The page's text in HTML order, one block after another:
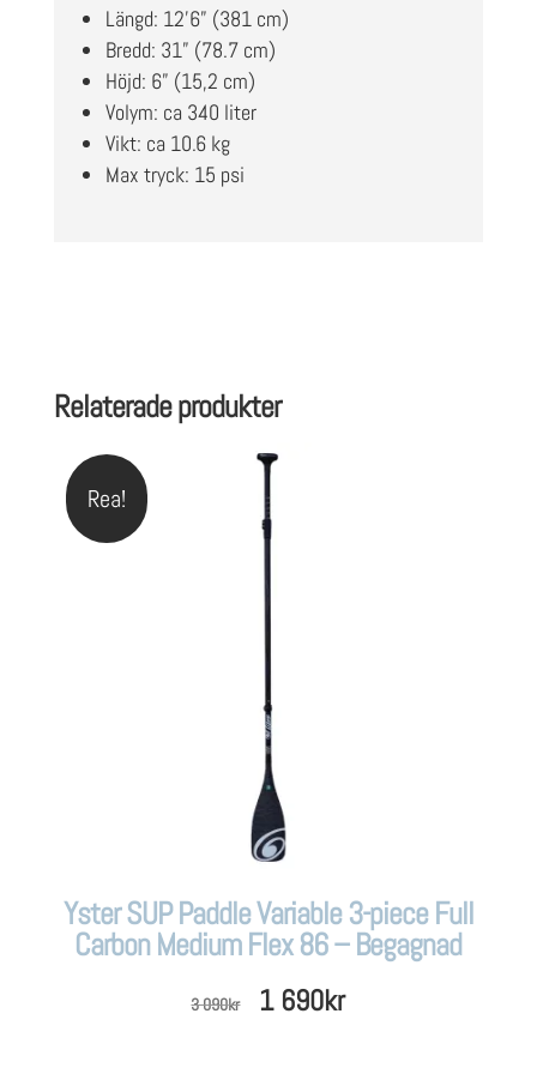
Längd: 12’6” (381 cm)
Bredd: 31” (78.7 cm)
Höjd: 6” (15,2 cm)
Volym: ca 340 liter
Vikt: ca 10.6 kg
Max tryck: 15 psi
Relaterade produkter
Rea!
Yster SUP Paddle Variable 3-piece Full
Carbon Medium Flex 86 – Begagnad
3 090kr
Det
1 690krDet